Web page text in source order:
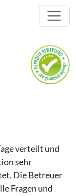
verteilt und
sehr
Die Betreuer
Fragen und